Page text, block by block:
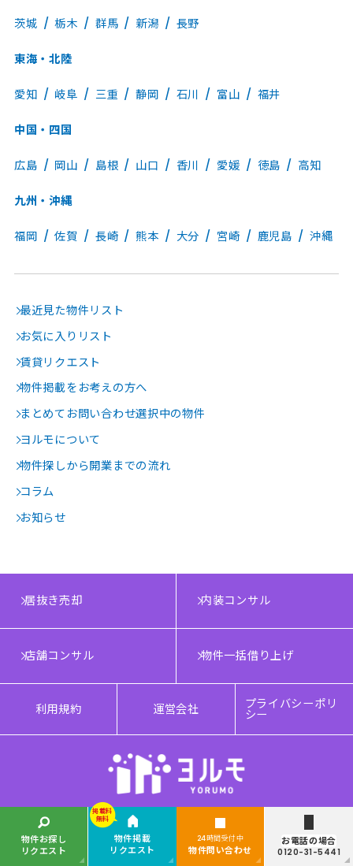
茨城 栃木 群馬 新潟 長野
東海・北陸
愛知 岐阜 三重 静岡 石川 富山 福井
中国・四国
広島 岡山 島根 山口 香川 愛媛 徳島 高知
九州・沖縄
福岡 佐賀 長崎 熊本 大分 宮崎 鹿児島 沖縄
最近見た物件リスト
お気に入りリスト
賃貸リクエスト
物件掲載をお考えの方へ
まとめてお問い合わせ選択中の物件
ヨルモについて
物件探しから開業までの流れ
コラム
お知らせ
居抜き売却 内装コンサル
店舗コンサル 物件一括借り上げ
利用規約 運営会社 プライバシーポリ
シー
Copyright © YORUMO®. All rights reserved.
物件お探し
リクエスト
掲載料
無料
物件掲載
リクエスト
24時間受付中
物件問い合わせ
お電話の場合
0120-31-5441